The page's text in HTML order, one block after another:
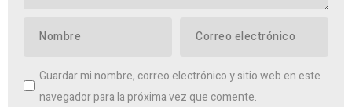
Guardar mi nombre, correo electrónico y sitio web en este
navegador para la próxima vez que comente.